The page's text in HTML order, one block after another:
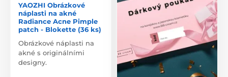
YAOZHI Obrázkové
náplasti na akné
Radiance Acne Pimple
patch - Blokette (36 ks)
Obrázkové náplasti na
akné s originálními
designy.